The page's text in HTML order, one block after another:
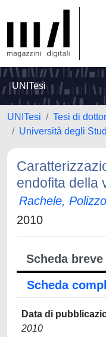
UNITesi
UNITesi
Tesi di
Università degli
endofita della
Rachele,
2010
Scheda breve
Scheda
Data di
2010